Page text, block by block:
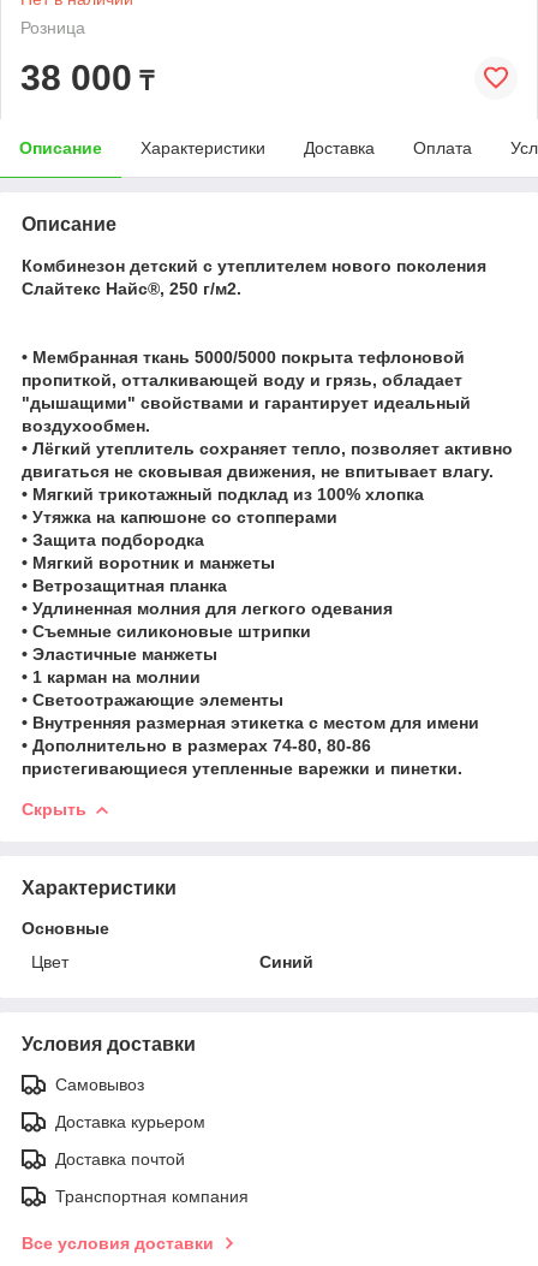
Розница
38 000 ₸
Описание Характеристики Доставка Оплата
Описание
Комбинезон детский с утеплителем нового поколения
Слайтекс Найс®, 250 г/м2.
• Мембранная ткань 5000/5000 покрыта тефлоновой
пропиткой, отталкивающей воду и грязь, обладает
"дышащими" свойствами и гарантирует идеальный
воздухообмен.
• Лёгкий утеплитель сохраняет тепло, позволяет активно
двигаться не сковывая движения, не впитывает влагу.
• Мягкий трикотажный подклад из 100% хлопка
• Утяжка на капюшоне со стопперами
• Защита подбородка
• Мягкий воротник и манжеты
• Ветрозащитная планка
• Удлиненная молния для легкого одевания
• Съемные силиконовые штрипки
• Эластичные манжеты
• 1 карман на молнии
• Светоотражающие элементы
• Внутренняя размерная этикетка с местом для имени
• Дополнительно в размерах 74-80, 80-86
пристегивающиеся утепленные варежки и пинетки.
Скрыть
Характеристики
Основные
Цвет
Синий
Условия доставки
Самовывоз
Доставка курьером
Доставка почтой
Транспортная компания
Все условия доставки